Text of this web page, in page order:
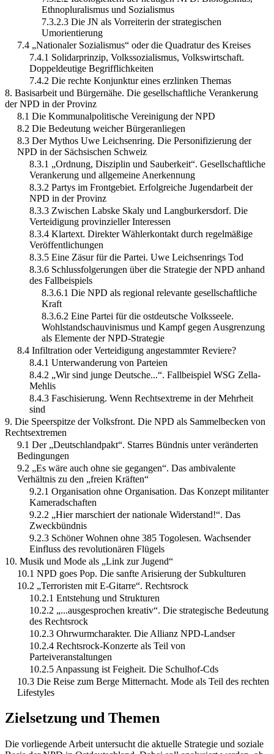
Ethnopluralismus und Sozialismus
7.3.2.3 Die JN als Vorreiterin der strategischen
Umorientierung
7.4 „Nationaler Sozialismus“ oder die Quadratur des Kreises
7.4.1 Solidarprinzip, Volkssozialismus, Volkswirtschaft.
Doppeldeutige Begrifflichkeiten
7.4.2 Die rechte Konjunktur eines erzlinken Themas
8. Basisarbeit und Bürgernähe. Die gesellschaftliche Verankerung
der NPD in der Provinz
8.1 Die Kommunalpolitische Vereinigung der NPD
8.2 Die Bedeutung weicher Bürgeranliegen
8.3 Der Mythos Uwe Leichsenring. Die Personifizierung der
NPD in der Sächsischen Schweiz
8.3.1 „Ordnung, Disziplin und Sauberkeit“. Gesellschaftliche
Verankerung und allgemeine Anerkennung
8.3.2 Partys im Frontgebiet. Erfolgreiche Jugendarbeit der
NPD in der Provinz
8.3.3 Zwischen Labske Skaly und Langburkersdorf. Die
Verteidigung provinzieller Interessen
8.3.4 Klartext. Direkter Wählerkontakt durch regelmäßige
Veröffentlichungen
8.3.5 Eine Zäsur für die Partei. Uwe Leichsenrings Tod
8.3.6 Schlussfolgerungen über die Strategie der NPD anhand
des Fallbeispiels
8.3.6.1 Die NPD als regional relevante gesellschaftliche
Kraft
8.3.6.2 Eine Partei für die ostdeutsche Volksseele.
Wohlstandschauvinismus und Kampf gegen Ausgrenzung
als Elemente der NPD-Strategie
8.4 Infiltration oder Verteidigung angestammter Reviere?
8.4.1 Unterwanderung von Parteien
8.4.2 „Wir sind junge Deutsche...“. Fallbeispiel WSG Zella-
Mehlis
8.4.3 Faschisierung. Wenn Rechtsextreme in der Mehrheit
sind
9. Die Speerspitze der Volksfront. Die NPD als Sammelbecken von
Rechtsextremen
9.1 Der „Deutschlandpakt“. Starres Bündnis unter veränderten
Bedingungen
9.2 „Es wäre auch ohne sie gegangen“. Das ambivalente
Verhältnis zu den „freien Kräften“
9.2.1 Organisation ohne Organisation. Das Konzept militanter
Kameradschaften
9.2.2 „Hier marschiert der nationale Widerstand!“. Das
Zweckbündnis
9.2.3 Schöner Wohnen ohne 385 Togolesen. Wachsender
Einfluss des revolutionären Flügels
10. Musik und Mode als „Link zur Jugend“
10.1 NPD goes Pop. Die sanfte Arisierung der Subkulturen
10.2 „Terroristen mit E-Gitarre“. Rechtsrock
10.2.1 Entstehung und Strukturen
10.2.2 „...ausgesprochen kreativ“. Die strategische Bedeutung
des Rechtsrock
10.2.3 Ohrwurmcharakter. Die Allianz NPD-Landser
10.2.4 Rechtsrock-Konzerte als Teil von
Parteiveranstaltungen
10.2.5 Anpassung ist Feigheit. Die Schulhof-Cds
10.3 Die Reise zum Berge Mitternacht. Mode als Teil des rechten
Lifestyles
Zielsetzung und Themen
Die vorliegende Arbeit untersucht die aktuelle Strategie und soziale